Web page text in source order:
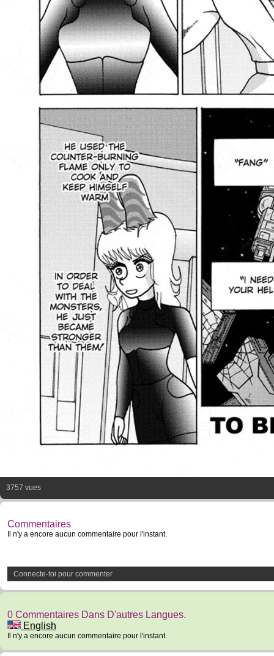
3757 vues
Commentaires
Il n'y a encore aucun commentaire pour l'instant.
Connecte-toi pour commenter
0 Commentaires Dans D'autres Langues.
English
Il n'y a encore aucun commentaire pour l'instant.